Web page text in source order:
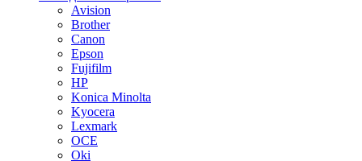
Avision
Brother
Canon
Epson
Fujifilm
HP
Konica Minolta
Kyocera
Lexmark
OCE
Oki